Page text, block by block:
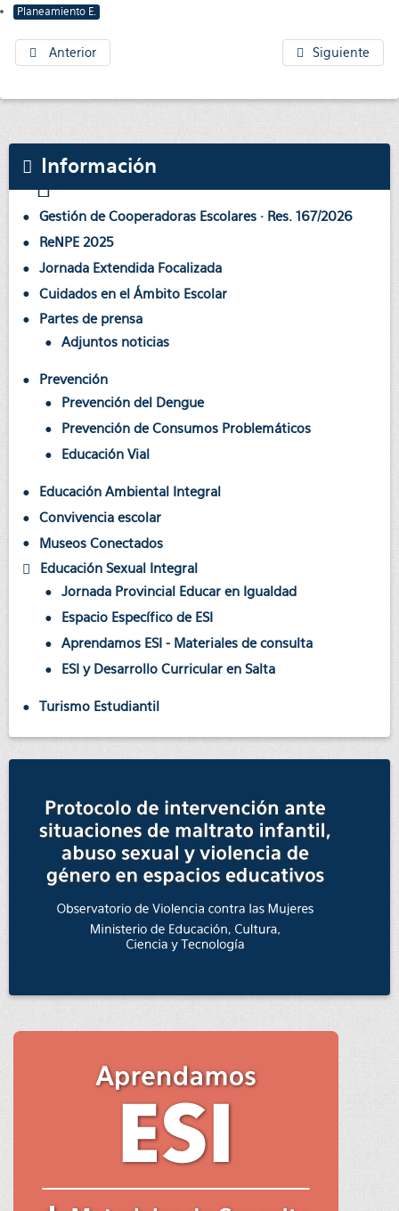
Planeamiento E.
Anterior Siguiente
Información
Gestión de Cooperadoras Escolares · Res. 167/2026
ReNPE 2025
Jornada Extendida Focalizada
Cuidados en el Ámbito Escolar
Partes de prensa
Adjuntos noticias
Prevención
Prevención del Dengue
Prevención de Consumos Problemáticos
Educación Vial
Educación Ambiental Integral
Convivencia escolar
Museos Conectados
Educación Sexual Integral
Jornada Provincial Educar en Igualdad
Espacio Específico de ESI
Aprendamos ESI - Materiales de consulta
ESI y Desarrollo Curricular en Salta
Turismo Estudiantil